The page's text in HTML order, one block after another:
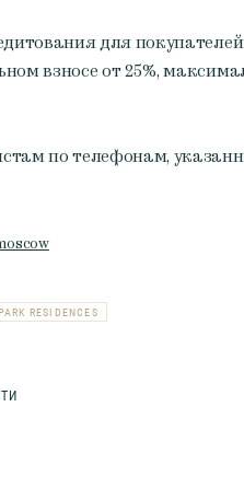
для покупателей
взносе от 25%,
по телефонам,
RESIDENCES